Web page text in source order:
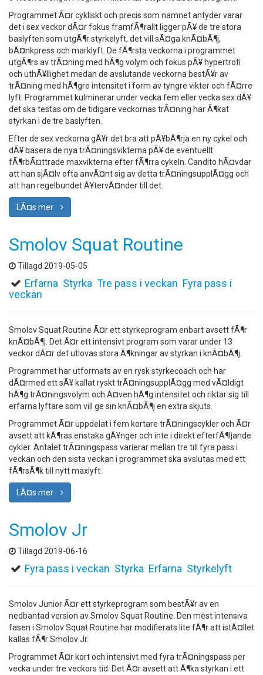
Programmet Ã¤r cykliskt och precis som namnet antyder varar
det i sex veckor dÃ¤r fokus framfÃ¶rallt ligger pÃ¥ de tre stora
baslyften som utgÃ¶r styrkelyft, det vill sÃ¤ga knÃ¤bÃ¶j,
bÃ¤nkpress och marklyft. De fÃ¶rsta veckorna i programmet
utgÃ¶rs av trÃ¤ning med hÃ¶g volym och fokus pÃ¥ hypertrofi
och uthÃ¥llighet medan de avslutande veckorna bestÃ¥r av
trÃ¤ning med hÃ¶gre intensitet i form av tyngre vikter och fÃ¤rre
lyft. Programmet kulminerar under vecka fem eller vecka sex dÃ¥
det ska testas om de tidigare veckornas trÃ¤ning har Ã¶kat
styrkan i de tre baslyften.
Efter de sex veckorna gÃ¥r det bra att pÃ¥bÃ¶rja en ny cykel och
dÃ¥ basera de nya trÃ¤ningsvikterna pÃ¥ de eventuellt
fÃ¶rbÃ¤ttrade maxvikterna efter fÃ¶rra cykeln. Candito hÃ¤vdar
att han sjÃ¤lv ofta anvÃ¤nt sig av detta trÃ¤ningsupplÃ¤gg och
att han regelbundet Ã¥tervÃ¤nder till det.
LÃ¤s mer
Smolov Squat Routine
Tillagd 2019-05-05
Erfarna Styrka Tre pass i veckan Fyra pass i
veckan
Smolov Squat Routine Ã¤r ett styrkeprogram enbart avsett fÃ¶r
knÃ¤bÃ¶j. Det Ã¤r ett intensivt program som varar under 13
veckor dÃ¤r det utlovas stora Ã¶kningar av styrkan i knÃ¤bÃ¶j.
Programmet har utformats av en rysk styrkecoach och har
dÃ¤rmed ett sÃ¥ kallat ryskt trÃ¤ningsupplÃ¤gg med vÃ¤ldigt
hÃ¶g trÃ¤ningsvolym och Ã¤ven hÃ¶g intensitet och riktar sig till
erfarna lyftare som vill ge sin knÃ¤bÃ¶j en extra skjuts.
Programmet Ã¤r uppdelat i fem kortare trÃ¤ningscykler och Ã¤r
avsett att kÃ¶ras enstaka gÃ¥nger och inte i direkt efterfÃ¶ljande
cykler. Antalet trÃ¤ningspass varierar mellan tre till fyra pass i
veckan och den sista veckan i programmet ska avslutas med ett
fÃ¶rsÃ¶k till nytt maxlyft.
LÃ¤s mer
Smolov Jr
Tillagd 2019-06-16
Fyra pass i veckan Styrka Erfarna Styrkelyft
Smolov Junior Ã¤r ett styrkeprogram som bestÃ¥r av en
nedbantad version av Smolov Squat Routine. Den mest intensiva
fasen i Smolov Squat Routine har modifierats lite fÃ¶r att istÃ¤llet
kallas fÃ¶r Smolov Jr.
Programmet Ã¤r kort och intensivt med fyra trÃ¤ningspass per
vecka under tre veckors tid. Det Ã¤r avsett att Ã¶ka styrkan i ett